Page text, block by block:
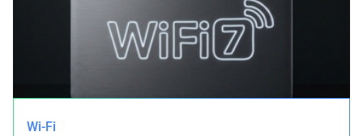
Wi-Fi